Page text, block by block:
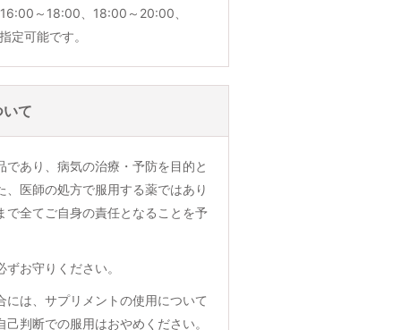
～18:00、18:00～20:00、
定可能です。
て
あり、病気の治療・予防を目的と
医師の処方で服用する薬ではあり
で全てご自身の責任となることを予
お守りください。
は、サプリメントの使用について
判断での服用はおやめください。